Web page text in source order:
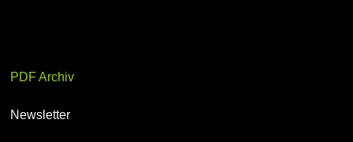
PDF Archiv
Newsletter